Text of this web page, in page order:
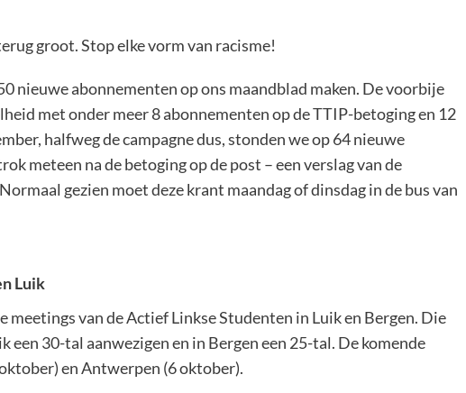
groot. Stop elke vorm van racisme!
nieuwe abonnementen op ons maandblad maken. De voorbije
met onder meer 8 abonnementen op de TTIP-betoging en 12
halfweg de campagne dus, stonden we op 64 nieuwe
meteen na de betoging op de post – een verslag van de
gezien moet deze krant maandag of dinsdag in de bus van
Luik
meetings van de Actief Linkse Studenten in Luik en Bergen. Die
een 30-tal aanwezigen en in Bergen een 25-tal. De komende
en Antwerpen (6 oktober).